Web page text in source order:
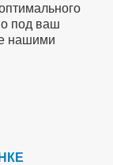
под ваш
нашими